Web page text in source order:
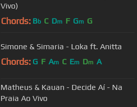
Vivo)
Chords: Bb C Dm F Gm G
Simone & Simaria - Loka ft. Anitta
Chords: G F Am C Em Dm A
Matheus & Kauan - Decide Aí - Na
Praia Ao Vivo